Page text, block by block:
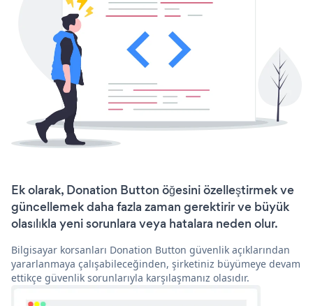
Ek olarak, Donation Button öğesini özelleştirmek ve
güncellemek daha fazla zaman gerektirir ve büyük
olasılıkla yeni sorunlara veya hatalara neden olur.
Bilgisayar korsanları Donation Button güvenlik açıklarından
yararlanmaya çalışabileceğinden, şirketiniz büyümeye devam
ettikçe güvenlik sorunlarıyla karşılaşmanız olasıdır.